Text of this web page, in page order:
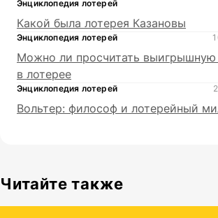
Энциклопедия лотерей
Какой была лотерея Казановы
Энциклопедия лотерей
Можно ли просчитать
в лотерее
Энциклопедия лотерей
Вольтер: философ и лотерейный
Читайте также